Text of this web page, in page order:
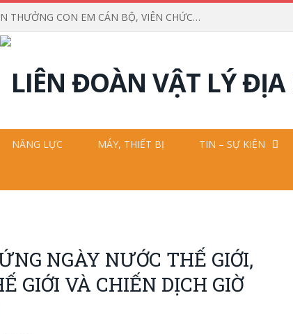
LỄ TUYÊN DƯƠNG, KHEN THƯỞNG CON EM CÁN BỘ, VIÊN CHỨC VÀ NGƯỜI LAO ĐỘNG ĐẠT THÀNH TÍCH CAO TRONG HỌC TẬP NĂM HỌC 2025 – 2026
NĂNG LỰC MÁY, THIẾT BỊ TIN – SỰ KIỆN
NGÀY NƯỚC THẾ GIỚI,
GIỚI VÀ CHIẾN DỊCH GIỜ